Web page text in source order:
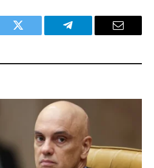
Twitter Telegram Email